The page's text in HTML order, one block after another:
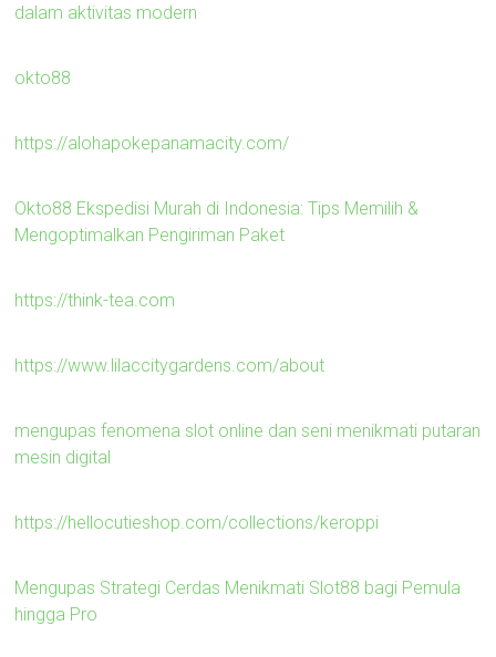
dalam aktivitas modern
okto88
https://alohapokepanamacity.com/
Okto88 Ekspedisi Murah di Indonesia: Tips Memilih &
Mengoptimalkan Pengiriman Paket
https://think-tea.com
https://www.lilaccitygardens.com/about
mengupas fenomena slot online dan seni menikmati putaran
mesin digital
https://hellocutieshop.com/collections/keroppi
Mengupas Strategi Cerdas Menikmati Slot88 bagi Pemula
hingga Pro